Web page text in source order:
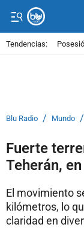
Tendencias:
Blu Radio / Mundo /
Fuerte
Teherán,
El movimiento
kilómetros, lo
claridad en